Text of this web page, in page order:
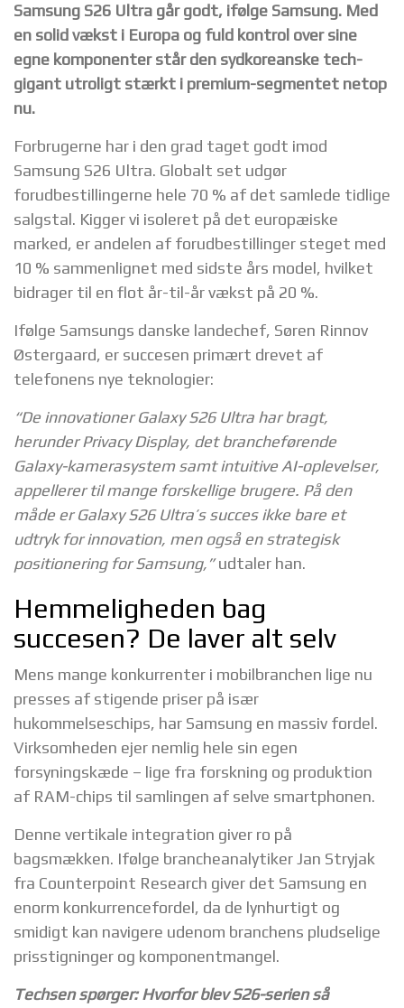
Samsung S26 Ultra går godt, ifølge Samsung. Med
en solid vækst i Europa og fuld kontrol over sine
egne komponenter står den sydkoreanske tech-
gigant utroligt stærkt i premium-segmentet netop
nu.
Forbrugerne har i den grad taget godt imod
Samsung S26 Ultra. Globalt set udgør
forudbestillingerne hele 70 % af det samlede tidlige
salgstal. Kigger vi isoleret på det europæiske
marked, er andelen af forudbestillinger steget med
10 % sammenlignet med sidste års model, hvilket
bidrager til en flot år-til-år vækst på 20 %.
Ifølge Samsungs danske landechef, Søren Rinnov
Østergaard, er succesen primært drevet af
telefonens nye teknologier:
“De innovationer Galaxy S26 Ultra har bragt,
herunder Privacy Display, det brancheførende
Galaxy-kamerasystem samt intuitive AI-oplevelser,
appellerer til mange forskellige brugere. På den
måde er Galaxy S26 Ultra’s succes ikke bare et
udtryk for innovation, men også en strategisk
positionering for Samsung,”udtaler han.
Hemmeligheden bag
succesen? De laver alt selv
Mens mange konkurrenter i mobilbranchen lige nu
presses af stigende priser på især
hukommelseschips, har Samsung en massiv fordel.
Virksomheden ejer nemlig hele sin egen
forsyningskæde – lige fra forskning og produktion
af RAM-chips til samlingen af selve smartphonen.
Denne vertikale integration giver ro på
bagsmækken. Ifølge brancheanalytiker Jan Stryjak
fra Counterpoint Research giver det Samsung en
enorm konkurrencefordel, da de lynhurtigt og
smidigt kan navigere udenom branchens pludselige
prisstigninger og komponentmangel.
Techsen spørger: Hvorfor blev S26-serien så